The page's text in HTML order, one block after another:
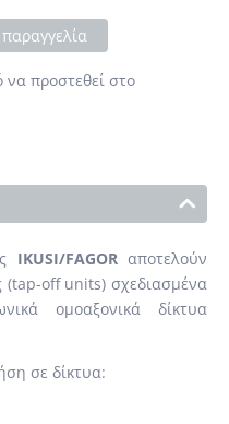
να προστεθεί στο
IKUSI/FAGORαποτελούν
(tap-off units) σχεδιασμένα
ομοαξονικά δίκτυα
σε δίκτυα: